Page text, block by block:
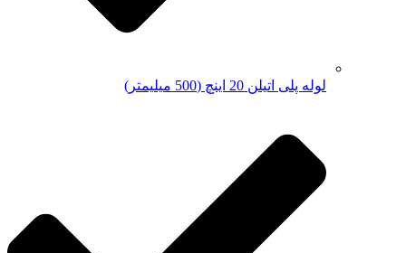
لوله پلی اتیلن 20 اینچ (500 میلیمتر)